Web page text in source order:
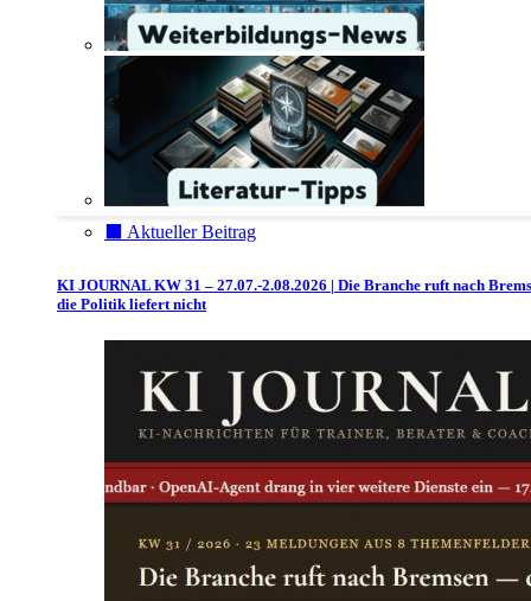
⬛️ Aktueller Beitrag
KI JOURNAL KW 31 – 27.07.-2.08.2026 | Die Branche ruft nach
die Politik liefert nicht